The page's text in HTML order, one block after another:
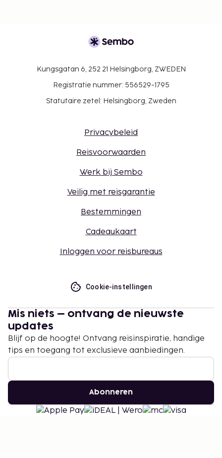
Kungsgatan 6, 252 21 Helsingborg, ZWEDEN
Registratie nummer: 556529-1795
Statutaire zetel: Helsingborg, Zweden
Privacybeleid
Reisvoorwaarden
Werk bij Sembo
Veilig met reisgarantie
Bestemmingen
Cadeaukaart
Inloggen voor reisbureaus
Cookie-instellingen
Mis niets – ontvang de nieuwste
updates
Blijf op de hoogte! Ontvang reisinspiratie, handige
tips en toegang tot exclusieve aanbiedingen.
Abonneren